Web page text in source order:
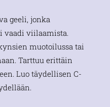
geeli, jonka
vaadi viilaamista.
muotoilussa tai
Tarttuu erittäin
Luo täydellisen C-